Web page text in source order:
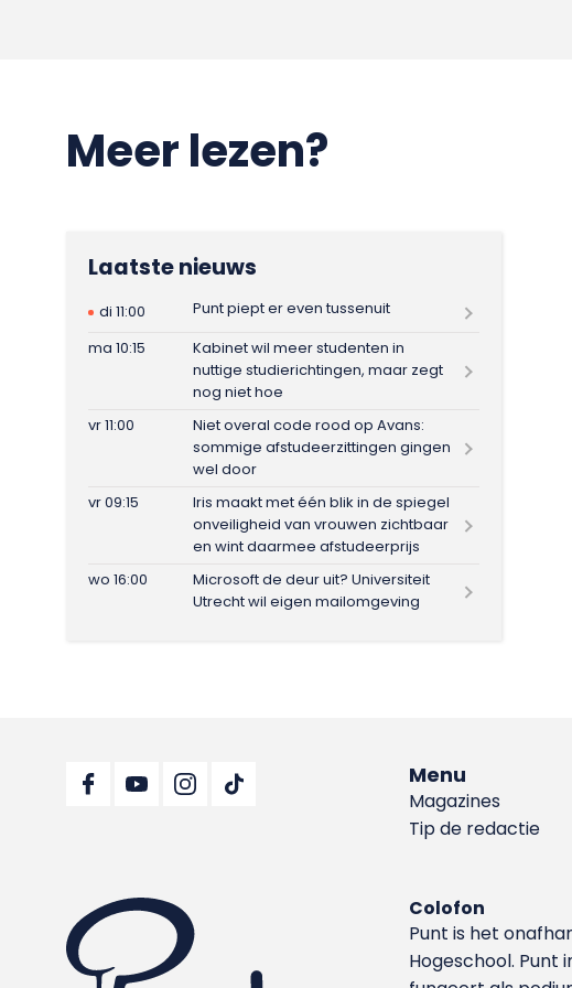
Meer lezen?
Laatste nieuws
di 11:00
Punt piept er even tussenuit
ma 10:15
Kabinet wil meer studenten in
nuttige studierichtingen, maar zegt
nog niet hoe
vr 11:00
Niet overal code rood op Avans:
sommige afstudeerzittingen gingen
wel door
vr 09:15
Iris maakt met één blik in de spiegel
onveiligheid van vrouwen zichtbaar
en wint daarmee afstudeerprijs
wo 16:00
Microsoft de deur uit? Universiteit
Utrecht wil eigen mailomgeving
Menu
Magazines
Tip de redactie
Colofon
Punt is het
Hoge­school.